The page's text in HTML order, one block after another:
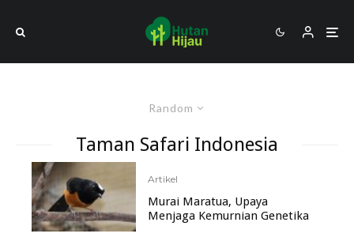
Random
Taman Safari Indonesia
Artikel
Murai Maratua, Upaya
Menjaga Kemurnian Genetika